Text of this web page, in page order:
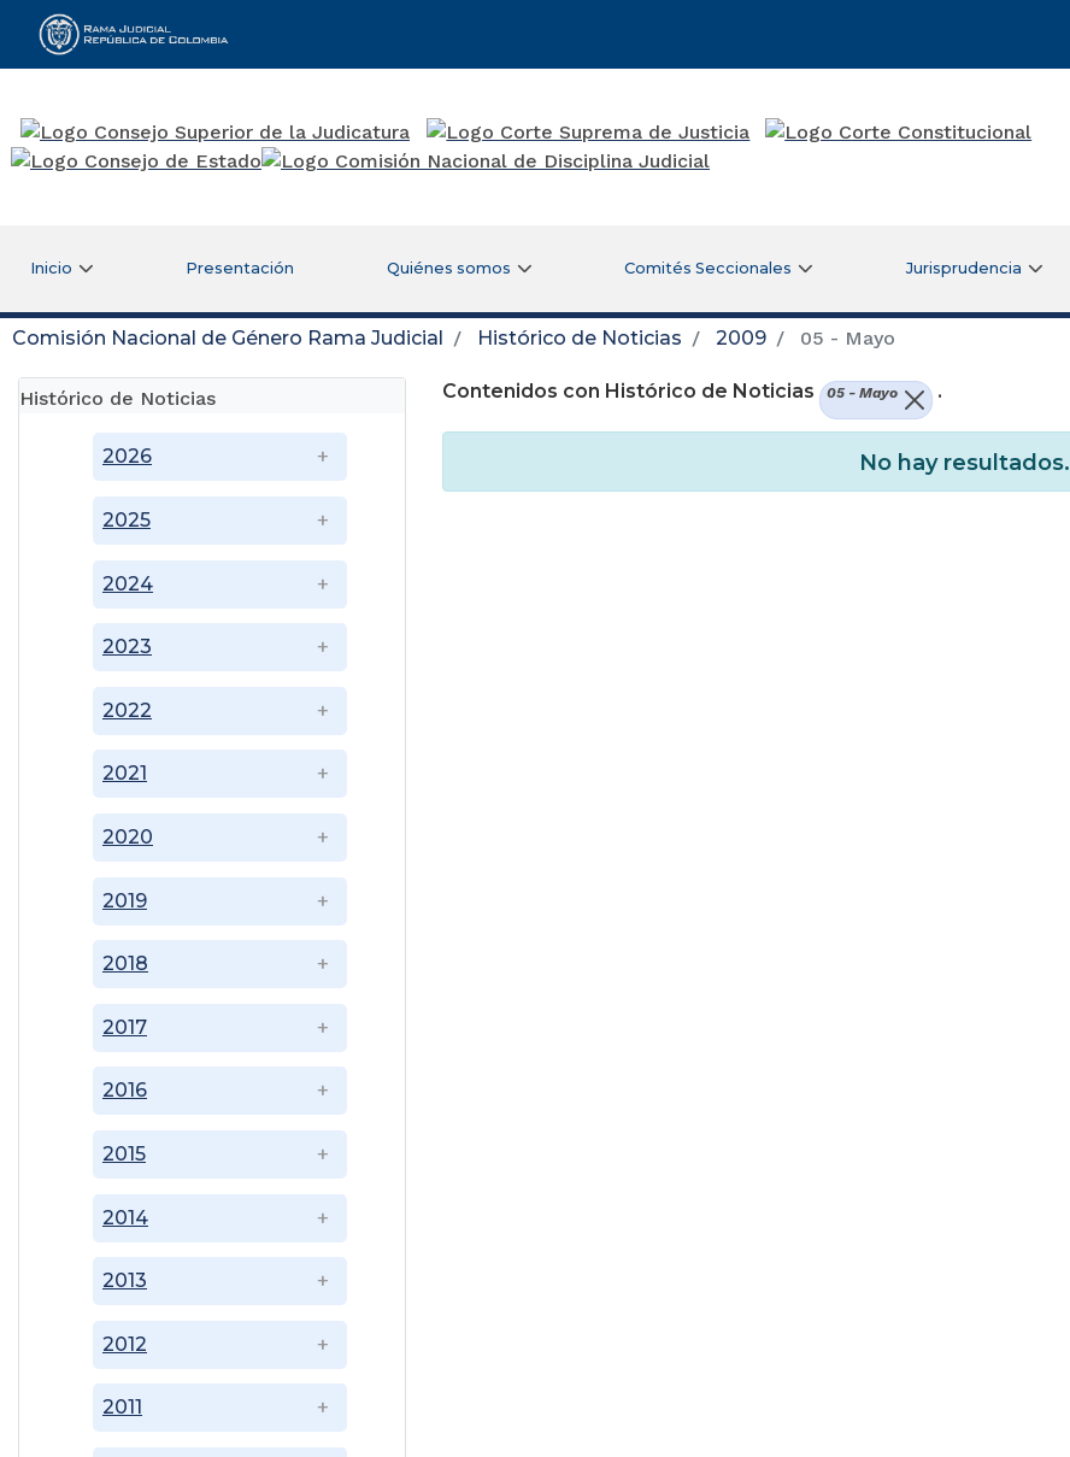
Rama Judicial
Inicio Presentación Quiénes somos Comités Seccionales Jurisprudencia
Comisión Nacional de Género Rama Judicial Histórico de Noticias 2009 05 - Mayo
Histórico de Noticias
2011
2012
2013
2014
2015
2016
2017
2018
2019
2020
2021
2022
2023
2024
2025
2026
Contenidos con Histórico de Noticias 05 - Mayo .
No hay resultados.